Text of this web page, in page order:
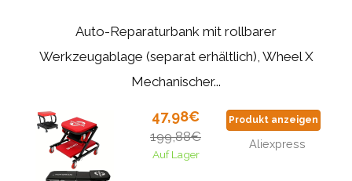
Auto-Reparaturbank mit rollbarer
Werkzeugablage (separat erhältlich), Wheel X
Mechanischer...
47,98€
199,88€
Auf Lager
Produkt anzeigen
Aliexpress